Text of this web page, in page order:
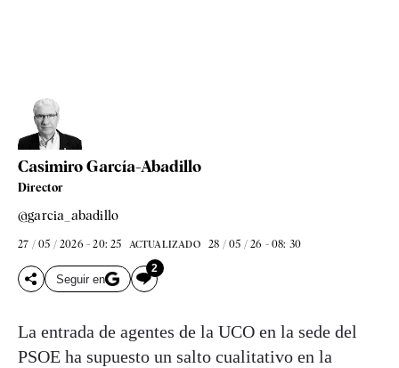
Casimiro García-Abadillo
Director
@garcia_abadillo
27 / 05 / 2026 - 20: 25 ACTUALIZADO 28 / 05 / 26 - 08: 30
Seguir en
2
La entrada de agentes de la UCO en la sede del
PSOE ha supuesto un salto cualitativo en la